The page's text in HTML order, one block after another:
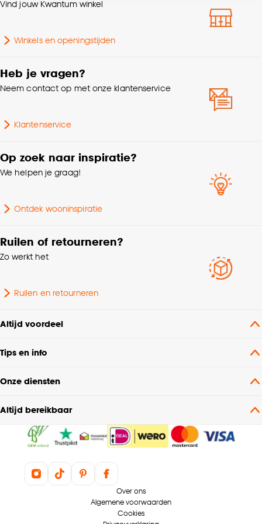
accepteren door op ‘Cookies aanpassen’ te
kan aanpassen, bekijk hiervoor onze
cookieverklaring
Hoogte
Interieurstijl
Garantietermijn
Lengte
Standaard afmetingen
Vind jouw Kwantum winkel
Winkels en openingstijden
Heb je vragen?
Neem contact op met onze klantenservice
Klantenservice
Op zoek naar inspiratie?
We helpen je graag!
Ontdek wooninspiratie
Ruilen of retourneren?
Zo werkt het
Ruilen en retourneren
Altijd voordeel
Tips en info
Onze diensten
Altijd bereikbaar
Over ons
Algemene voorwaarden
Cookies